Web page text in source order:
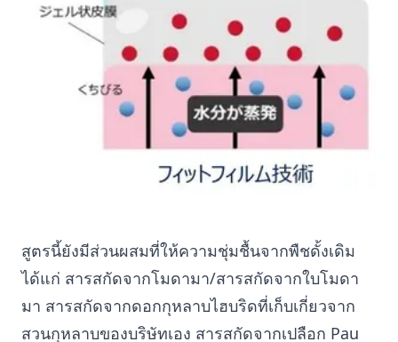
สูตรนี้ยังมีส่วนผสมที่ให้ความชุ่มชื้นจากพืชดั้งเดิม
ได้แก่ สารสกัดจากโมดามา/สารสกัดจากใบโมดา
มา สารสกัดจากดอกกุหลาบไฮบริดที่เก็บเกี่ยวจาก
สวนกุหลาบของบริษัทเอง สารสกัดจากเปลือก Pau